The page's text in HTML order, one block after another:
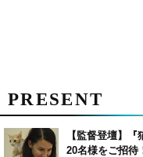
PRESENT
【監督登壇】
20名様をご招待